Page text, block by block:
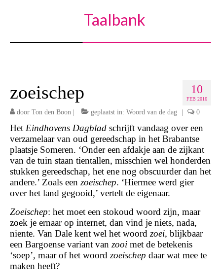
Taalbank
10
FEB 2016
zoeischep
door Ton den Boon geplaatst in: Woord van de dag 0
Het Eindhovens Dagblad schrijft vandaag over een
verzamelaar van oud gereedschap in het Brabantse
plaatsje Someren. ‘Onder een afdakje aan de zijkant
van de tuin staan tientallen, misschien wel honderden
stukken gereedschap, het ene nog obscuurder dan het
andere.’ Zoals een zoeischep. ‘Hiermee werd gier
over het land gegooid,’ vertelt de eigenaar.
Zoeischep: het moet een stokoud woord zijn, maar
zoek je ernaar op internet, dan vind je niets, nada,
niente. Van Dale kent wel het woord zoei, blijkbaar
een Bargoense variant van zooi met de betekenis
‘soep’, maar of het woord zoeischep daar wat mee te
maken heeft?